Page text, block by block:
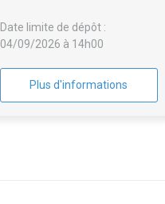
Date limite de dépôt :
04/09/2026 à 14h00
Plus d'informations